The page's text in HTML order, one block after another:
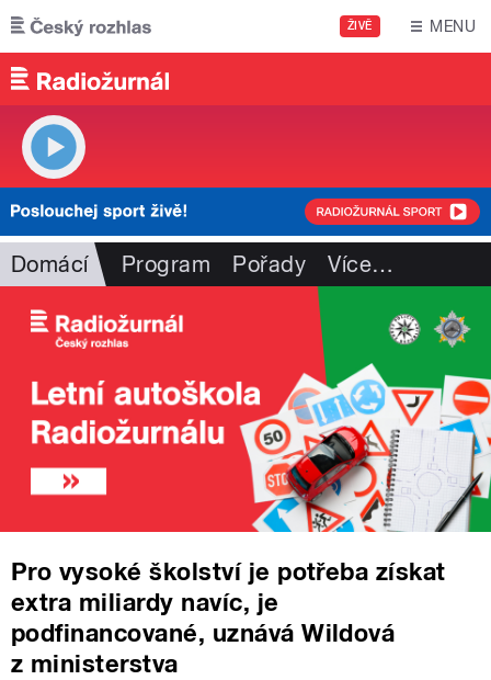
Přejít k hlavnímu obsahu
ŽIVĚ MENU
Domácí Program Pořady Více…
Pro vysoké školství je potřeba získat
extra miliardy navíc, je
podfinancované, uznává Wildová
z ministerstva